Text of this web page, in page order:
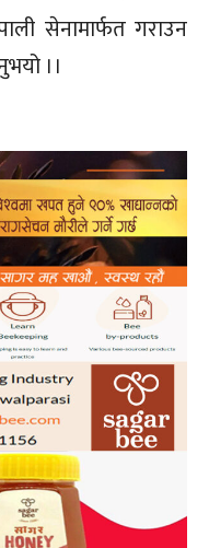
सेनामार्फत गराउन
।।